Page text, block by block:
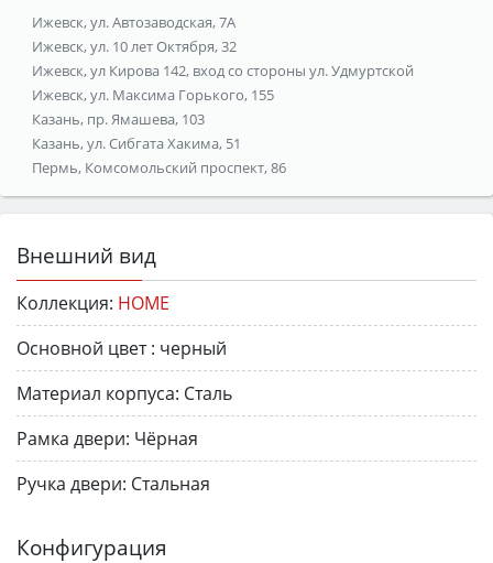
Ижевск, ул. Автозаводская, 7А
Ижевск, ул. 10 лет Октября, 32
Ижевск, ул Кирова 142, вход со стороны ул. Удмуртской
Ижевск, ул. Максима Горького, 155
Казань, пр. Ямашева, 103
Казань, ул. Сибгата Хакима, 51
Пермь, Комсомольский проспект, 86
Внешний вид
Коллекция: HOME
Основной цвет : черный
Материал корпуса: Сталь
Рамка двери: Чёрная
Ручка двери: Стальная
Конфигурация